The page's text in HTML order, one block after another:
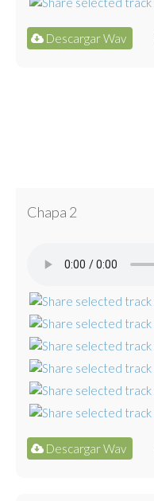
Descargar Wav
Chapa 2
Descargar Wav